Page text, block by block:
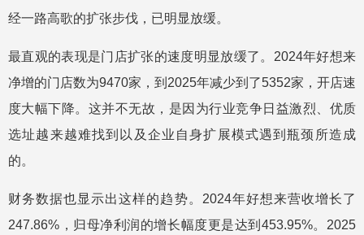
经一路高歌的扩张步伐，已明显放缓。
最直观的表现是门店扩张的速度明显放缓了。2024年好想来
净增的门店数为9470家，到2025年减少到了5352家，开店速
度大幅下降。这并不无故，是因为行业竞争日益激烈、优质
选址越来越难找到以及企业自身扩展模式遇到瓶颈所造成
的。
财务数据也显示出这样的趋势。2024年好想来营收增长了
247.86%，归母净利润的增长幅度更是达到453.95%。2025